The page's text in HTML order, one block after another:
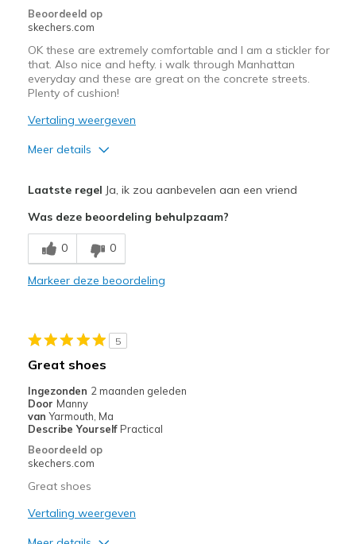
Beoordeeld op
skechers.com
OK these are extremely comfortable and I am a stickler for
that. Also nice and hefty. i walk through Manhattan
everyday and these are great on the concrete streets.
Plenty of cushion!
Vertaling weergeven
Meer details
Comfortable
Durable
View On Shoes
Shoes are for Wearing
Laatste regel Ja, ik zou aanbevelen aan een vriend
Was deze beoordeling behulpzaam?
0 0
Markeer deze beoordeling
5
Great shoes
Ingezonden 2 maanden geleden
Door Manny
van Yarmouth, Ma
Describe Yourself Practical
Beoordeeld op
skechers.com
Great shoes
Vertaling weergeven